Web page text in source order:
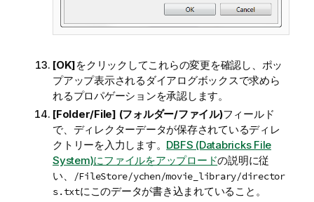
[OK]をクリックしてこれらの変更を確認し、ポッ
プアップ表示されるダイアログボックスで求めら
れるプロパゲーションを承認します。
[Folder/File] (フォルダー/ファイル)フィールド
で、ディレクターデータが保存されているディレ
クトリーを入力します。 DBFS (Databricks File
System)にファイルをアップロードの説明に従
い、
/FileStore/ychen/movie_library/director
s.txtにこのデータが書き込まれていること。